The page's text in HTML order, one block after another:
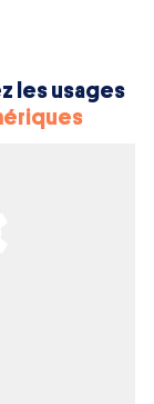
les usages